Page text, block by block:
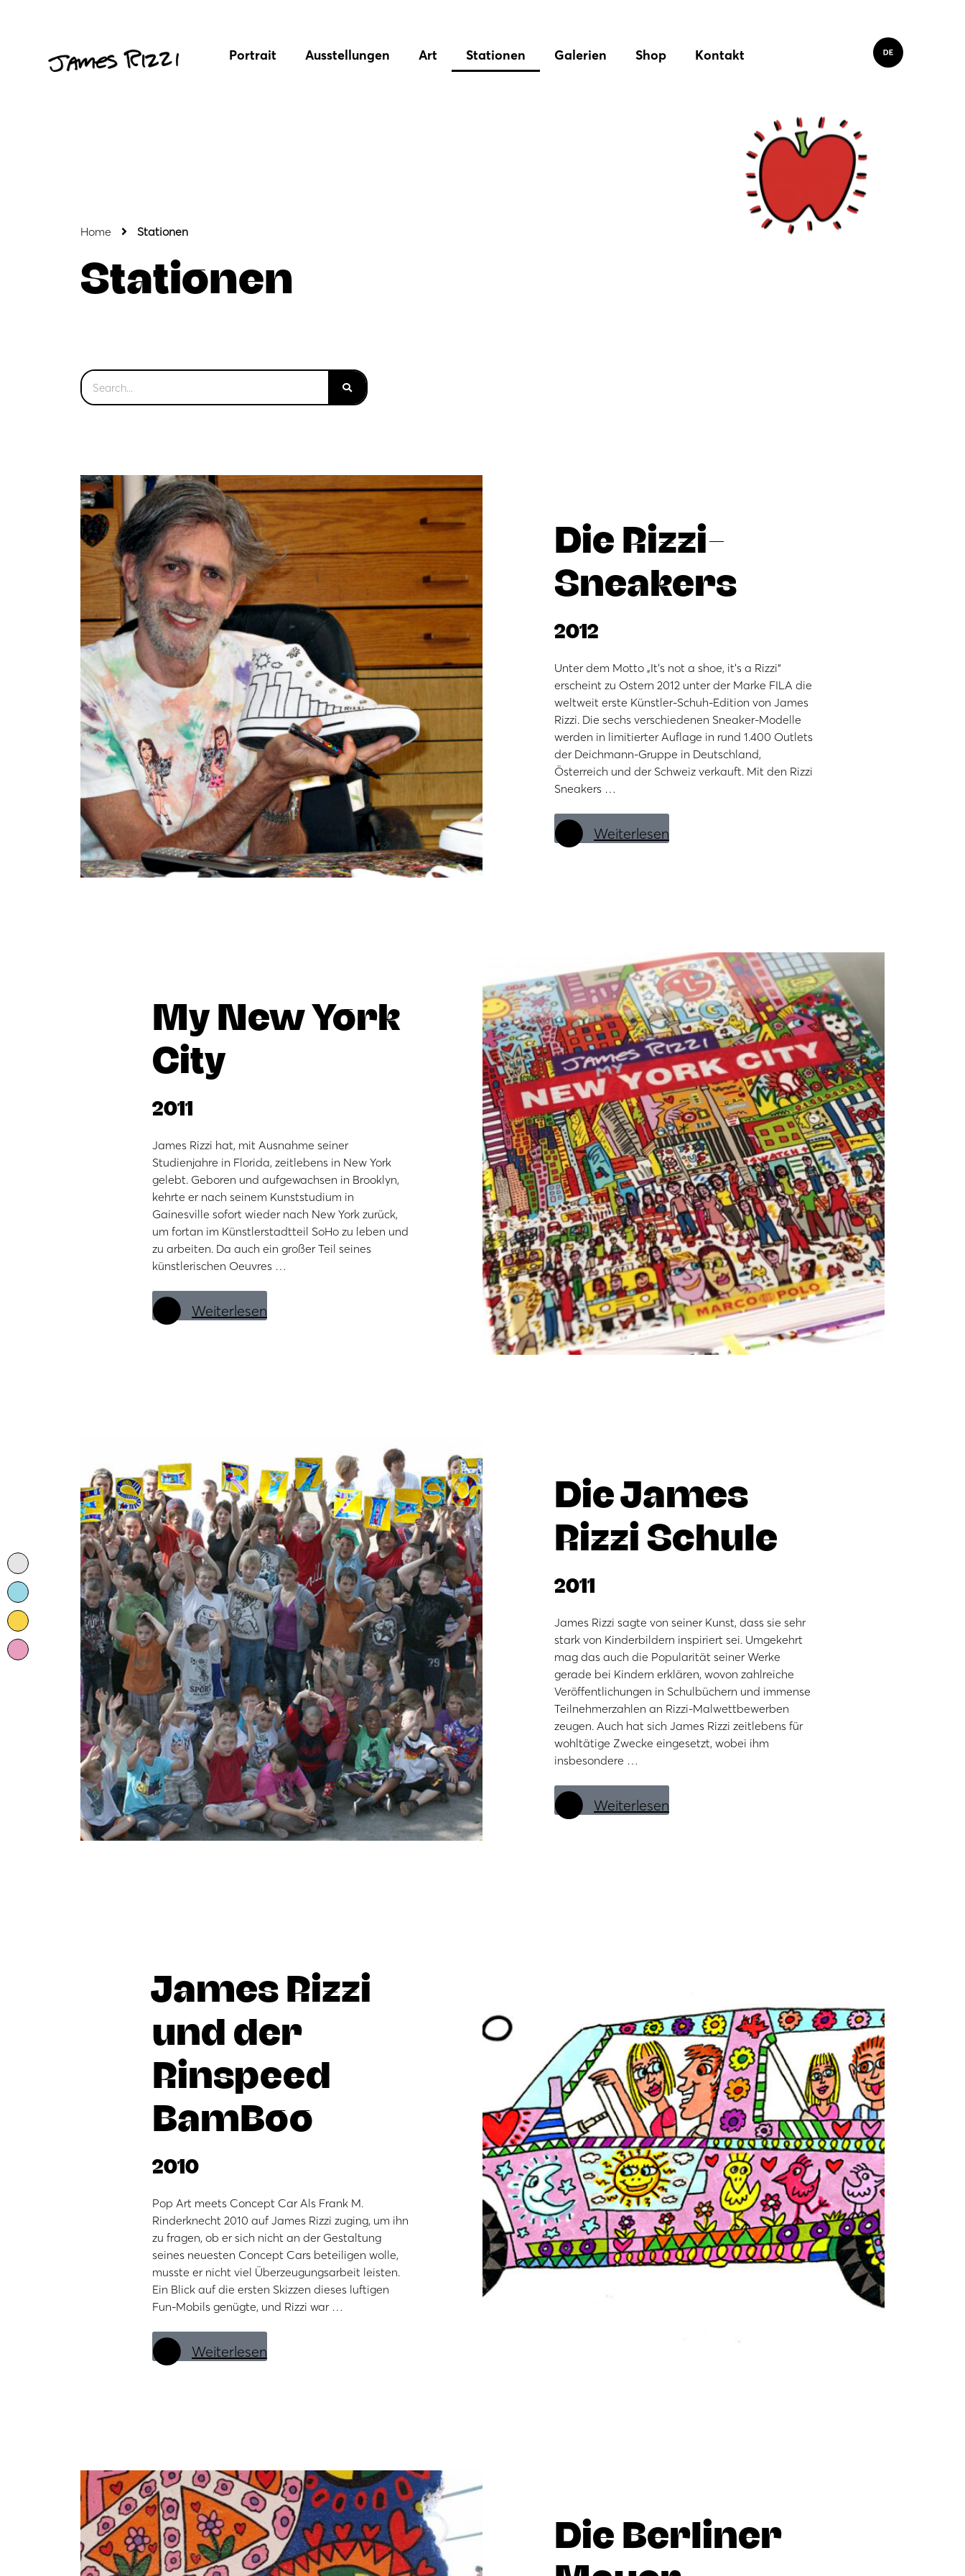
Portrait Ausstellungen Art Stationen Galerien Shop Kontakt
Home Stationen
Stationen
Die Rizzi-
Sneakers
2012
Unter dem Motto „It‘s not a shoe, it‘s a Rizzi“
erscheint zu Ostern 2012 unter der Marke FILA die
weltweit erste Künstler-Schuh-Edition von James
Rizzi. Die sechs verschiedenen Sneaker-Modelle
werden in limitierter Auflage in rund 1.400 Outlets
der Deichmann-Gruppe in Deutschland,
Österreich und der Schweiz verkauft. Mit den Rizzi
Sneakers …
Weiterlesen
My New York
City
2011
James Rizzi hat, mit Ausnahme seiner
Studienjahre in Florida, zeitlebens in New York
gelebt. Geboren und aufgewachsen in Brooklyn,
kehrte er nach seinem Kunststudium in
Gainesville sofort wieder nach New York zurück,
um fortan im Künstlerstadtteil SoHo zu leben und
zu arbeiten. Da auch ein großer Teil seines
künstlerischen Oeuvres …
Weiterlesen
Die James
Rizzi Schule
2011
James Rizzi sagte von seiner Kunst, dass sie sehr
stark von Kinderbildern inspiriert sei. Umgekehrt
mag das auch die Popularität seiner Werke
gerade bei Kindern erklären, wovon zahlreiche
Veröffentlichungen in Schulbüchern und immense
Teilnehmerzahlen an Rizzi-Malwettbewerben
zeugen. Auch hat sich James Rizzi zeitlebens für
wohltätige Zwecke eingesetzt, wobei ihm
insbesondere …
Weiterlesen
James Rizzi
und der
Rinspeed
BamBoo
2010
Pop Art meets Concept Car Als Frank M.
Rinderknecht 2010 auf James Rizzi zuging, um ihn
zu fragen, ob er sich nicht an der Gestaltung
seines neuesten Concept Cars beteiligen wolle,
musste er nicht viel Überzeugungsarbeit leisten.
Ein Blick auf die ersten Skizzen dieses luftigen
Fun-Mobils genügte, und Rizzi war …
Weiterlesen
Die Berliner